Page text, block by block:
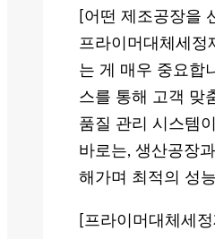
[어떤 제조공장을
프라이머대체세정
는 게 매우 중요합
스를 통해 고객 맞
품질 관리 시스템
바로는, 생산공장
해가며 최적의 성
[프라이머대체세